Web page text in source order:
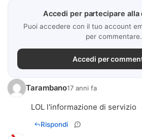
Accedi per partecipare alla
Puoi accedere con il tuo account
per commentare.
Accedi per
Tarambano17 anni fa
LOL l'informazione di servizio
Rispondi